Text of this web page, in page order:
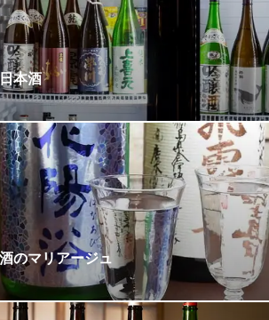
元より取り寄せた稀少な銘柄も常備。また
しており、こちらを目当てにいらっしゃる
の魚介と合わせて、四季折々の美酒をご堪
き パレスビル店
土料理
C13b出口 徒歩1分
1-1 パレスビルB1
本酒
鮨の繊細な味わいに寄り添う銘酒を、全国
季節ごとの「ひやおろし」や「しぼりた
最高の状態の日本酒を取り揃えておりま
わせた最適なペアリングのご提案も承りま
りなす、至福のマリアージュをお楽しみく
ぎだま
麦
のマリアージュ